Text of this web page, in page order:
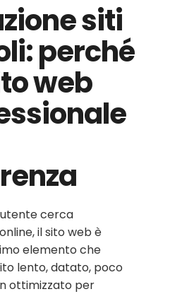
siti
perché
web
cerca
il sito web è
elemento che
lento, datato, poco
ottimizzato per